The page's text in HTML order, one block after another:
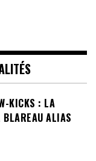
KICKS : LA
BLAREAU ALIAS